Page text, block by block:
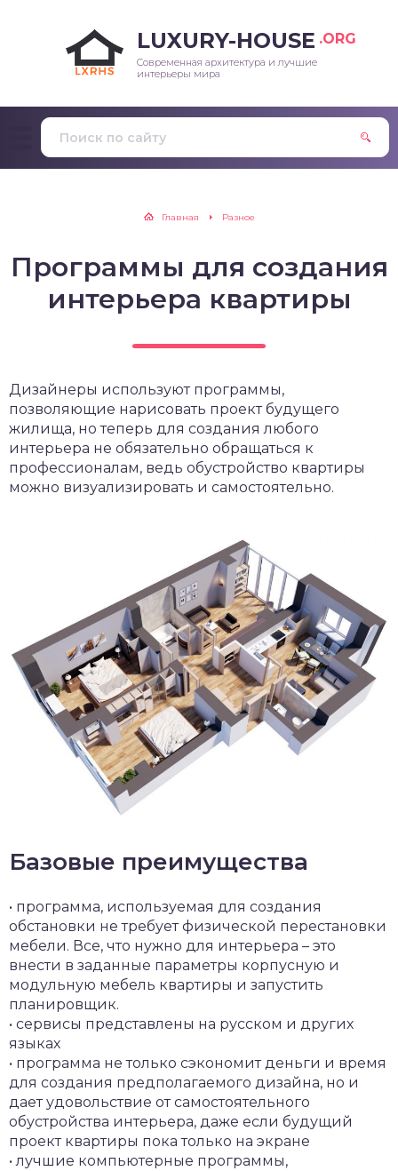
LUXURY-HOUSE .ORG
Современная архитектура и лучшие
интерьеры мира
Главная Разное
Программы для создания
интерьера квартиры
Дизайнеры используют программы,
позволяющие нарисовать проект будущего
жилища, но теперь для создания любого
интерьера не обязательно обращаться к
профессионалам, ведь обустройство квартиры
можно визуализировать и самостоятельно.
Базовые преимущества
• программа, используемая для создания
обстановки не требует физической перестановки
мебели. Все, что нужно для интерьера – это
внести в заданные параметры корпусную и
модульную мебель квартиры и запустить
планировщик.
• сервисы представлены на русском и других
языках
• программа не только сэкономит деньги и время
для создания предполагаемого дизайна, но и
дает удовольствие от самостоятельного
обустройства интерьера, даже если будущий
проект квартиры пока только на экране
• лучшие компьютерные программы,